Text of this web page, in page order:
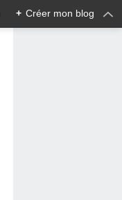
+ Créer mon blog